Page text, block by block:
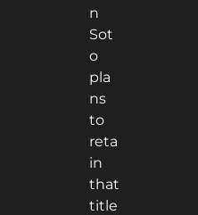
n
Sot
o
pla
ns
to
reta
in
that
title